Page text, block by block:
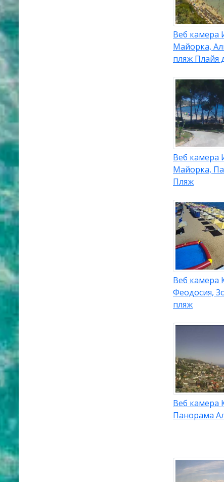
Веб камера
Майорка,
пляж Плайя
Веб камера
Майорка,
Пляж
Веб камера
Феодосия,
пляж
Веб камера
Панорама